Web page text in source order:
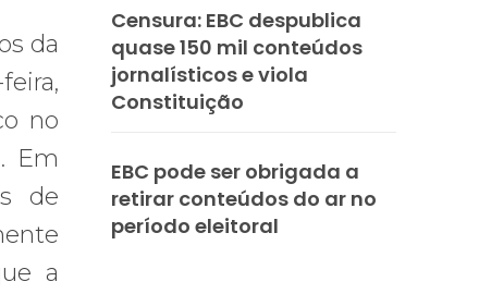
da
no
Em
de
a
Censura: EBC despublica
quase 150 mil conteúdos
jornalísticos e viola
Constituição
EBC pode ser obrigada a
retirar conteúdos do ar no
período eleitoral